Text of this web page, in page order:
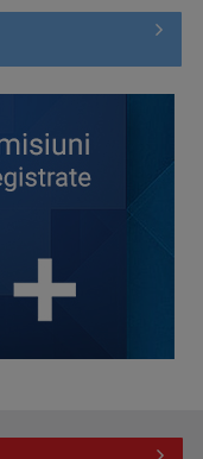
în finala